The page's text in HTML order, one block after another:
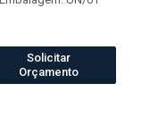
Solicitar
Orçamento